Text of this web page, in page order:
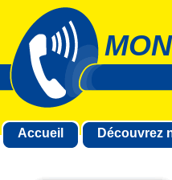
Accueil Découvrez